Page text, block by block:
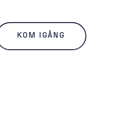
KOM IGÅNG